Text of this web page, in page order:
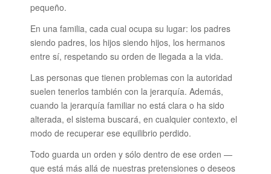
pequeño.
En una familia, cada cual ocupa su lugar: los padres
siendo padres, los hijos siendo hijos, los hermanos
entre sí, respetando su orden de llegada a la vida.
Las personas que tienen problemas con la autoridad
suelen tenerlos también con la jerarquía. Además,
cuando la jerarquía familiar no está clara o ha sido
alterada, el sistema buscará, en cualquier contexto, el
modo de recuperar ese equilibrio perdido.
Todo guarda un orden y sólo dentro de ese orden —
que está más allá de nuestras pretensiones o deseos